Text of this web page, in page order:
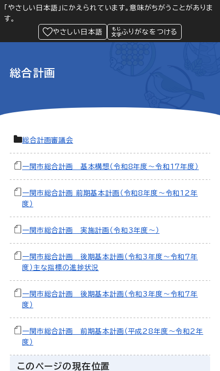
「やさしい日本語」にかえられています。意味がちがうことがありま
す。
やさしい日本語
ふりがなをつける
Language 閲覧支援
緊急情報
総合計画
総合計画審議会
一関市総合計画 基本構想（令和8年度～令和17年度）
一関市総合計画 前期基本計画（令和8年度～令和12年
度）
一関市総合計画 実施計画（令和3年度～）
一関市総合計画 後期基本計画（令和3年度～令和7年
度）主な指標の進捗状況
一関市総合計画 後期基本計画（令和3年度～令和7年
度）
一関市総合計画 前期基本計画（平成28年度～令和2年
度）
このページの現在位置